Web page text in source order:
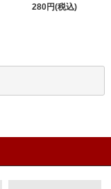
280円(税込)